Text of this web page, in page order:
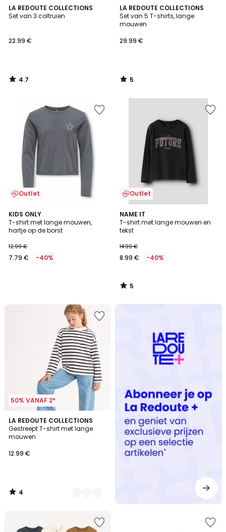
LA REDOUTE COLLECTIONS
Set van 3 coltruien
22.99 €
4.7
/ 5
4.7
/
LA REDOUTE COLLECTIONS
Set van 5 T-shirts, lange
mouwen
29.99 €
5
/
5
5
/
Outlet
KIDS ONLY
T-shirt met lange mouwen,
hartje op de borst
12.99 €
7.79 € -40%
Outlet
NAME IT
T-shirt met lange mouwen en
tekst
14.99 €
8.99 € -40%
5
/
5
5
/
50% VANAF 2*
LA REDOUTE COLLECTIONS
Gestreept T-shirt met lange
mouwen
12.99 €
4
/
5
2
Kleuren
4
/